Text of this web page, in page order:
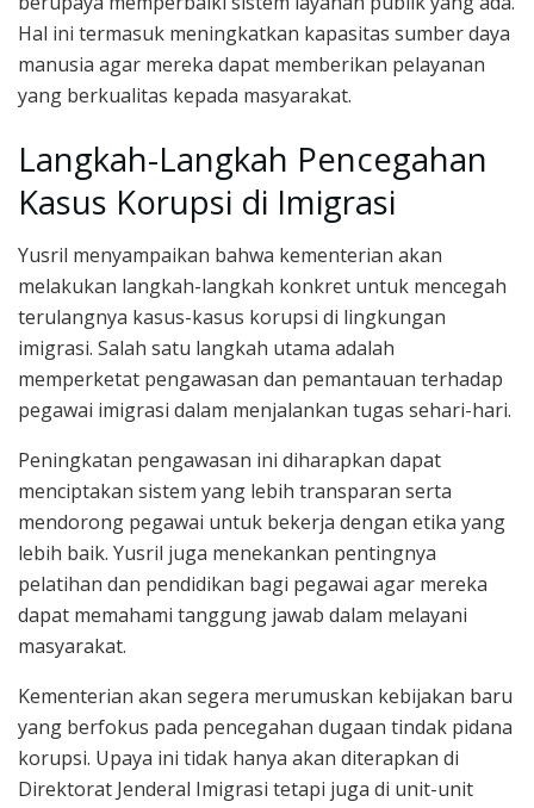
Hal ini termasuk meningkatkan kapasitas sumber daya
manusia agar mereka dapat memberikan pelayanan
yang berkualitas kepada masyarakat.
Langkah-Langkah Pencegahan
Kasus Korupsi di Imigrasi
Yusril menyampaikan bahwa kementerian akan
melakukan langkah-langkah konkret untuk mencegah
terulangnya kasus-kasus korupsi di lingkungan
imigrasi. Salah satu langkah utama adalah
memperketat pengawasan dan pemantauan terhadap
pegawai imigrasi dalam menjalankan tugas sehari-hari.
Peningkatan pengawasan ini diharapkan dapat
menciptakan sistem yang lebih transparan serta
mendorong pegawai untuk bekerja dengan etika yang
lebih baik. Yusril juga menekankan pentingnya
pelatihan dan pendidikan bagi pegawai agar mereka
dapat memahami tanggung jawab dalam melayani
masyarakat.
Kementerian akan segera merumuskan kebijakan baru
yang berfokus pada pencegahan dugaan tindak pidana
korupsi. Upaya ini tidak hanya akan diterapkan di
Direktorat Jenderal Imigrasi tetapi juga di unit-unit